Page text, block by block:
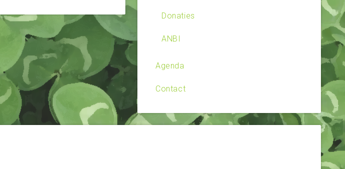
Donaties
ANBI
Agenda
Contact